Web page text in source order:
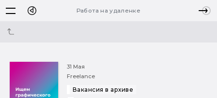
Работа на удаленке
31 Мая
Freelance
Вакансия в архиве